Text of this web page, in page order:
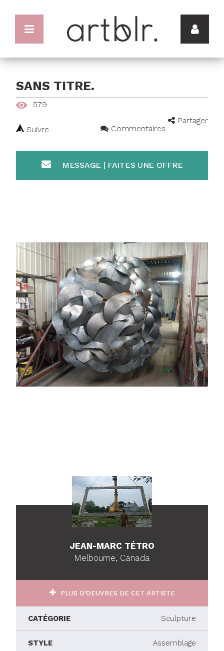
SANS TITRE.
579
Partager
Suivre
Commentaires
MESSAGE | FAITES UNE OFFRE
JEAN-MARC TÉTRO
Melbourne, Canada
PLUS D'OEUVRES DE CET ARTISTE
CATÉGORIE Sculpture
STYLE Assemblage